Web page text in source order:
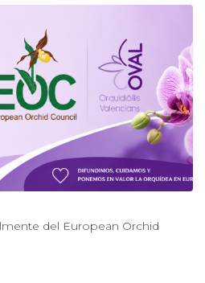
del European Orchid